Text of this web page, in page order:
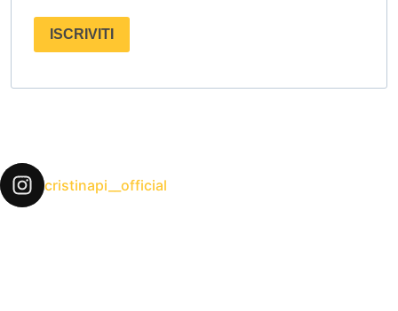
ISCRIVITI
cristinapi__official